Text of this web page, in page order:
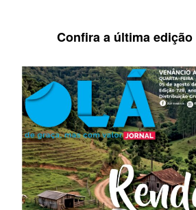
Confira a última